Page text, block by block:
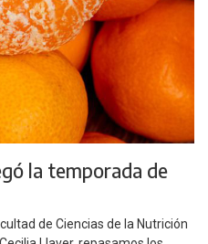
la temporada de
de Ciencias de la Nutrición